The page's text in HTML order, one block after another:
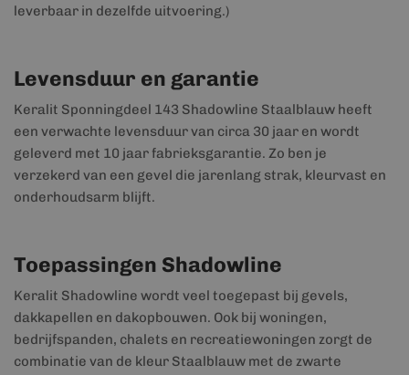
leverbaar in dezelfde uitvoering.)
Levensduur en garantie
Keralit Sponningdeel 143 Shadowline Staalblauw heeft
een verwachte levensduur van circa 30 jaar en wordt
geleverd met 10 jaar fabrieksgarantie. Zo ben je
verzekerd van een gevel die jarenlang strak, kleurvast en
onderhoudsarm blijft.
Toepassingen Shadowline
Keralit Shadowline wordt veel toegepast bij gevels,
dakkapellen en dakopbouwen. Ook bij woningen,
bedrijfspanden, chalets en recreatiewoningen zorgt de
combinatie van de kleur Staalblauw met de zwarte